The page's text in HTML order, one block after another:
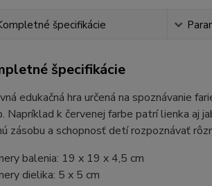
špecifikácie
špecifikácie
edukačná hra určená na spoznávanie
Napríklad k červenej farbe patrí lienka aj
zásobu a schopnosť detí rozpoznávať
balenia: 19 x 19 x 4,5 cm
dielika: 5 x 5 cm